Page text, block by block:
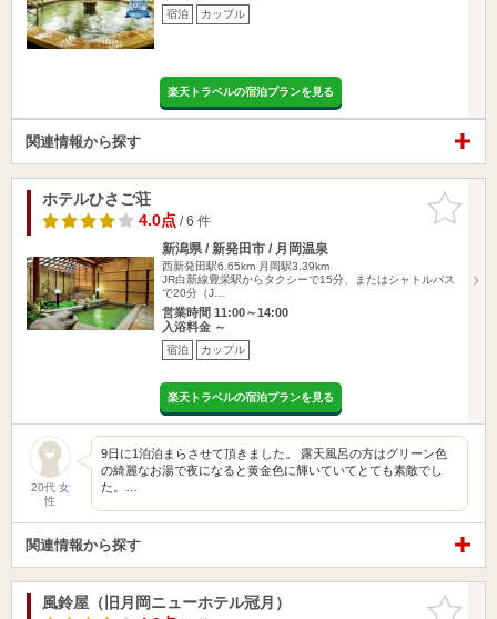
宿泊 カップル
楽天トラベルの宿泊プランを見る
関連情報から探す
お気に入
りに追加
ホテルひさご荘
4.0点/ 6 件
新潟県 / 新発田市 / 月岡温泉
西新発田駅6.65km 月岡駅3.39km
JR白新線豊栄駅からタクシーで15分、またはシャトルバス
で20分（J…
営業時間 11:00～14:00
入浴料金 ～
宿泊 カップル
楽天トラベルの宿泊プランを見る
20代 女
性
9日に1泊泊まらさせて頂きました。 露天風呂の方はグリーン色
の綺麗なお湯で夜になると黄金色に輝いていてとても素敵でし
た。…
関連情報から探す
お気に入
風鈴屋（旧月岡ニューホテル冠月）